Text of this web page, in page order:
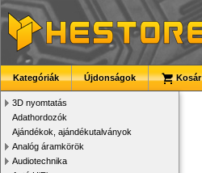
Kategóriák Újdonságok Kosár
3D nyomtatás
Adathordozók
Ajándékok, ajándékutalványok
Analóg áramkörök
Audiotechnika